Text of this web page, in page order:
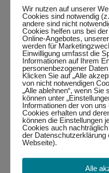
…in Füssen
…in Kempten
…in Marktoberdorf
…in Wertach
alle Termine
bitte auf den jeweiligen Link
mit Anmeldung möglich!
DJ-Kurse
Wir nutzen auf unserer
Cookies sind notwendig
andere sind nicht
Cookies helfen uns bei
Online-Angebotes,
werden für
Einwilligung umfasst die
Informationen auf Ihrem
personenbezogener
Klicken Sie auf „Alle
von nicht notwendigen
„Alle ablehnen“, wenn
können unter
Informationen der von
Cookies erhalten und
können die Einstellungen
Cookies auch
der Datenschutzerklärung
Webseite).
Alle